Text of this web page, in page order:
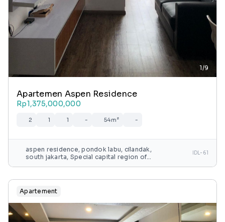
1/9
Apartemen Aspen Residence
Rp1,375,000,000
2 1 1 - 54m² -
aspen residence, pondok labu, cilandak,
south jakarta, Special capital region of
IDL-61
Apartement